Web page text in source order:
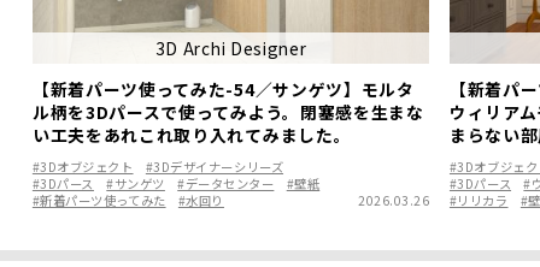
3D Archi Designer
【新着パーツ使ってみた-54／サンゲツ】モルタ
ル柄を3Dパースで使ってみよう。閉塞感を生まな
い工夫をあれこれ取り入れてみました。
#3Dオブジェクト
#3Dデザイナーシリーズ
#3Dパース
#サンゲツ #データセンター
#壁紙
#新着パーツ使ってみた
#水回り 2026.03.26
【新着パ
ウィリア
まらない
#3Dオブジェ
#3Dパース
#
#リリカラ
#